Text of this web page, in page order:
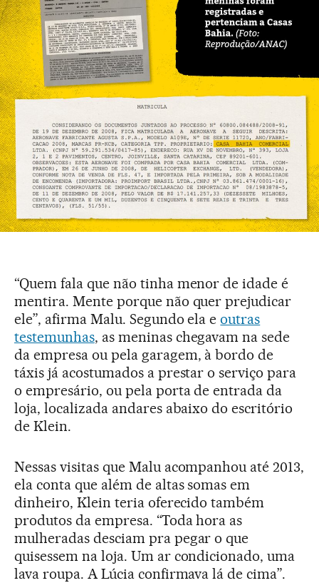
“Quem fala que não tinha menor de idade é
mentira. Mente porque não quer prejudicar
ele”, afirma Malu. Segundo ela eoutras
testemunhas, as meninas chegavam na sede
da empresa ou pela garagem, à bordo de
táxis já acostumados a prestar o serviço para
o empresário, ou pela porta de entrada da
loja, localizada andares abaixo do escritório
de Klein.
Nessas visitas que Malu acompanhou até 2013,
ela conta que além de altas somas em
dinheiro, Klein teria oferecido também
produtos da empresa. “Toda hora as
mulheradas desciam pra pegar o que
quisessem na loja. Um ar condicionado, uma
lava roupa. A Lúcia confirmava lá de cima”.